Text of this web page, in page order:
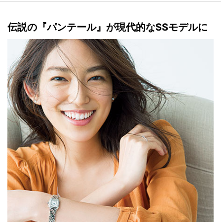
伝説の『パンテール』が現代的なSSモデルに